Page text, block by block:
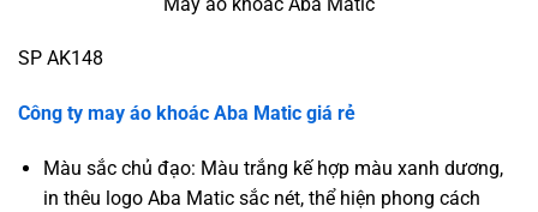
SP AK148
Công ty may áo khoác Aba Matic giá rẻ
Màu sắc chủ đạo: Màu trắng kế hợp màu xanh dương,
in thêu logo Aba Matic sắc nét, thể hiện phong cách